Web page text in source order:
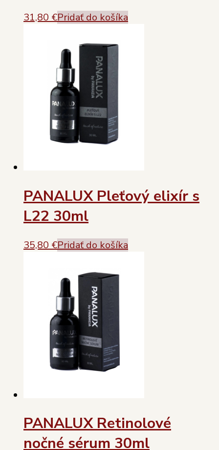
31,80 €Pridať do košíka
PANALUX Pleťový elixír s
L22 30ml
35,80 €Pridať do košíka
PANALUX Retinolové
nočné sérum 30ml